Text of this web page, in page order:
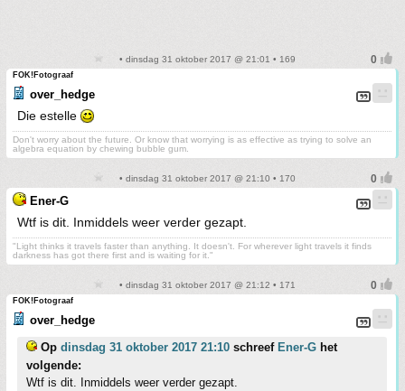
• dinsdag 31 oktober 2017 @ 21:01 • 169
FOK!Fotograaf
over_hedge
Die estelle
Don't worry about the future. Or know that worrying is as effective as trying to solve an
algebra equation by chewing bubble gum.
• dinsdag 31 oktober 2017 @ 21:10 • 170
Ener-G
Wtf is dit. Inmiddels weer verder gezapt.
"Light thinks it travels faster than anything. It doesn't. For wherever light travels it finds
darkness has got there first and is waiting for it."
• dinsdag 31 oktober 2017 @ 21:12 • 171
FOK!Fotograaf
over_hedge
Op dinsdag 31 oktober 2017 21:10 schreef Ener-G het
volgende:
Wtf is dit. Inmiddels weer verder gezapt.